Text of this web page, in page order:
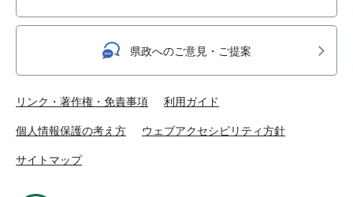
県政へのご意見・ご提案
リンク・著作権・免責事項 利用ガイド
個人情報保護の考え方 ウェブアクセシビリティ方針
サイトマップ